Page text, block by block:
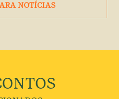
NOTÍCIAS